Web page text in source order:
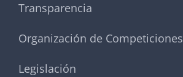
Transparencia
Organización de Competiciones
Legislación